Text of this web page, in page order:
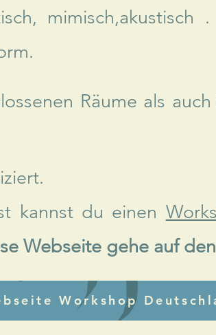
mimisch,akustisch
Räume als
kannst du einen
Webseite gehe auf
Workshop